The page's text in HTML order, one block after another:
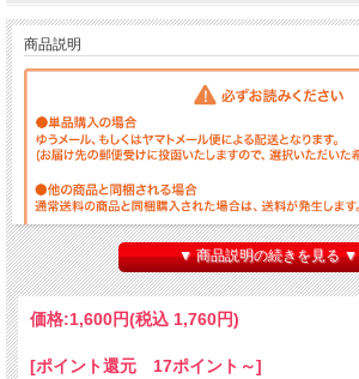
商品説明
▼ 商品説明の続きを見る ▼
価格:1,600円(税込 1,760円)
[ポイント還元 17ポイント～]